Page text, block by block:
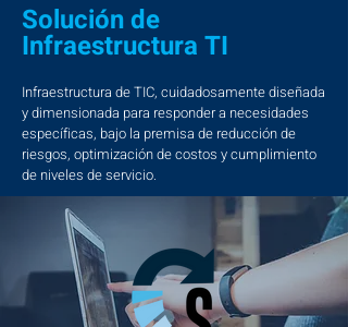
Solución de
Infraestructura TI
Infraestructura de TIC, cuidadosamente diseñada
y dimensionada para responder a necesidades
específicas, bajo la premisa de reducción de
riesgos, optimización de costos y cumplimiento
de niveles de servicio.